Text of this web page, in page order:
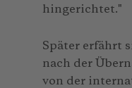
hingerichtet."
Später erfährt
nach der
von der